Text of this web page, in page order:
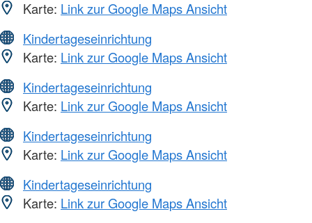
Karte: Link zur Google Maps Ansicht
Kindertageseinrichtung
Karte: Link zur Google Maps Ansicht
Kindertageseinrichtung
Karte: Link zur Google Maps Ansicht
Kindertageseinrichtung
Karte: Link zur Google Maps Ansicht
Kindertageseinrichtung
Karte: Link zur Google Maps Ansicht